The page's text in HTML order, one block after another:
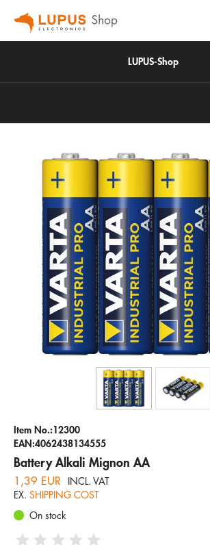
LUPUS-Shop
IoT
Alarm & Smarthome
Accessories
Video surveillance
Company
Item No.:12300
EAN:4062438134555
Battery Alkali Mignon AA
1,39 EUR
INCL. VAT
EX. SHIPPING COST
On stock